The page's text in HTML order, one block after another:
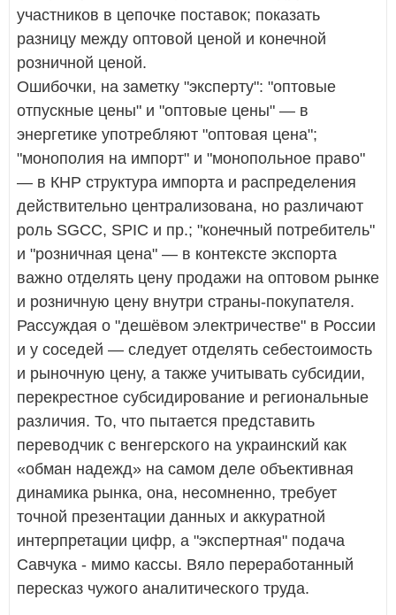
участников в цепочке поставок; показать
разницу между оптовой ценой и конечной
розничной ценой.
Ошибочки, на заметку "эксперту": "оптовые
отпускные цены" и "оптовые цены" — в
энергетике употребляют "оптовая цена";
"монополия на импорт" и "монопольное право"
— в КНР структура импорта и распределения
действительно централизована, но различают
роль SGCC, SPIC и пр.; "конечный потребитель"
и "розничная цена" — в контексте экспорта
важно отделять цену продажи на оптовом рынке
и розничную цену внутри страны-покупателя.
Рассуждая о "дешёвом электричестве" в России
и у соседей — следует отделять себестоимость
и рыночную цену, а также учитывать субсидии,
перекрестное субсидирование и региональные
различия. То, что пытается представить
переводчик с венгерского на украинский как
«обман надежд» на самом деле объективная
динамика рынка, она, несомненно, требует
точной презентации данных и аккуратной
интерпретации цифр, а "экспертная" подача
Савчука - мимо кассы. Вяло переработанный
пересказ чужого аналитического труда.